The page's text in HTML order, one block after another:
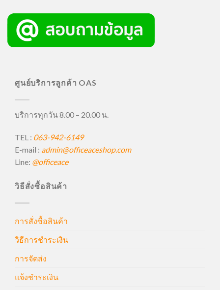
ศูนย์บริการลูกค้า OAS
บริการทุกวัน 8.00 – 20.00 น.
TEL : 063-942-6149
E-mail : admin@officeaceshop.com
Line: @officeace
วิธีสั่งซื้อสินค้า
การสั่งซื้อสินค้า
วิธีการชำระเงิน
การจัดส่ง
แจ้งชำระเงิน